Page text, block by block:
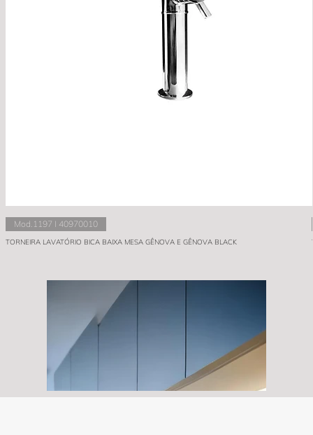
Mod.1197 I 40970010
TORNEIRA LAVATÓRIO BICA BAIXA MESA GÊNOVA E GÊNOVA BLACK